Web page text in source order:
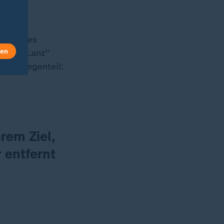
des
Lanz"
Im Gegenteil:
Ziel,
entfernt